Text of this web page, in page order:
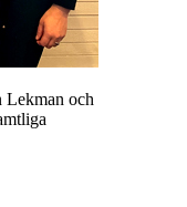
Lekman och